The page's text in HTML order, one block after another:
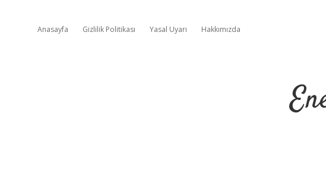
Anasayfa Gizlilik Politikası Yasal Uyarı Hakkımızda